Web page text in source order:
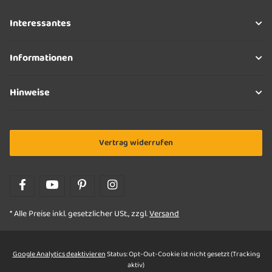
Interessantes
Informationen
Hinweise
Vertrag widerrufen
* Alle Preise inkl. gesetzlicher USt., zzgl.Versand
Google Analytics deaktivierenStatus: Opt-Out-Cookie ist nicht gesetzt (Tracking
aktiv)